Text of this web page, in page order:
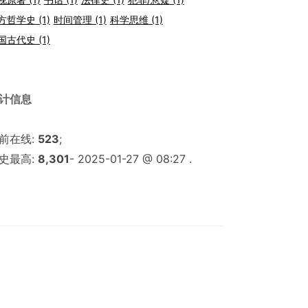
哲学史 (1) 时间管理 (1) 科学思维(1)
古代史 (1)
信息
在线: 523;
最高: 8,301- 2025-01-27 @ 08:27 .